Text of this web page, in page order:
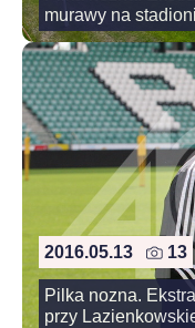
murawy na
2016.05.13 13
Pilka nozna.
przy